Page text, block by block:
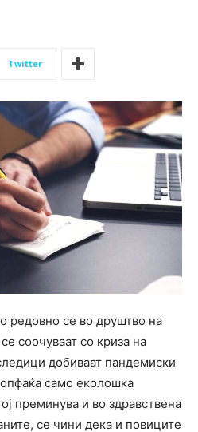
Twitter
редовно се во друштво на
соочуваат со криза на
добиваат пандемиски
само еколошка
преминува и во здравствена
се чини дека и повиците